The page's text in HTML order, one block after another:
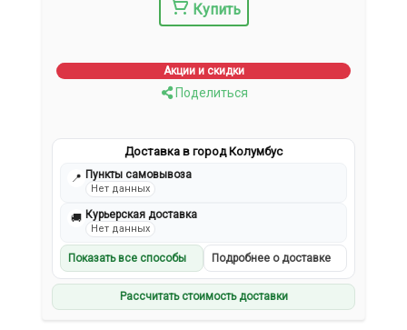
Купить
Акции и скидки
Поделиться
Доставка в город Колумбус
📍 Пункты самовывоза
Нет данных
🚚 Курьерская доставка
Нет данных
Показать все способы Подробнее о доставке
Рассчитать стоимость доставки